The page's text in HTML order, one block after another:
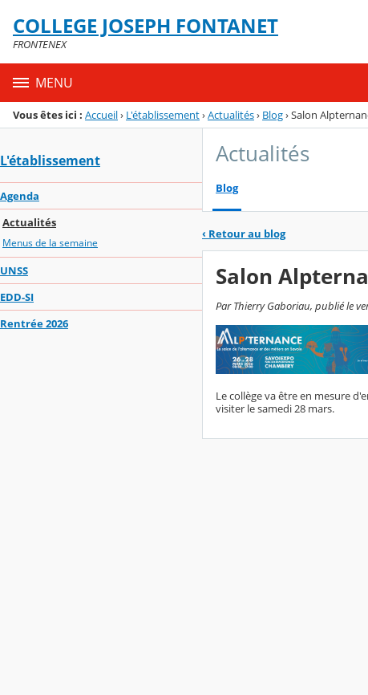
Menu de la rubrique
Contenu
COLLEGE JOSEPH FONTANET
FRONTENEX
MENU
Vous êtes ici : Accueil› L'établissement›Actualités› Blog›Salon
L'établissement
Agenda
Actualités
Menus de la semaine
UNSS
EDD-SI
Rentrée 2026
Actualités
Blog
‹ Retour au blog
Salon
Par Thierry Gaboriau, publié le
Le collège va être en mesure
visiter le samedi 28 mars.